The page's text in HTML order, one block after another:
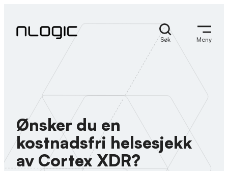
content
Søk Meny
Ønsker du en
kostnadsfri helsesjekk
av Cortex XDR?